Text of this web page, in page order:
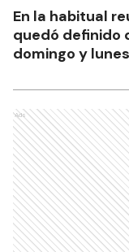
En la habitual
quedó definido
domingo y
Ads